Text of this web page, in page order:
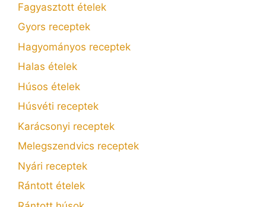
Fagyasztott ételek
Gyors receptek
Hagyományos receptek
Halas ételek
Húsos ételek
Húsvéti receptek
Karácsonyi receptek
Melegszendvics receptek
Nyári receptek
Rántott ételek